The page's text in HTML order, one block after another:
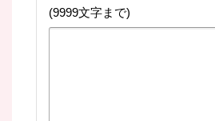
(9999文字まで)